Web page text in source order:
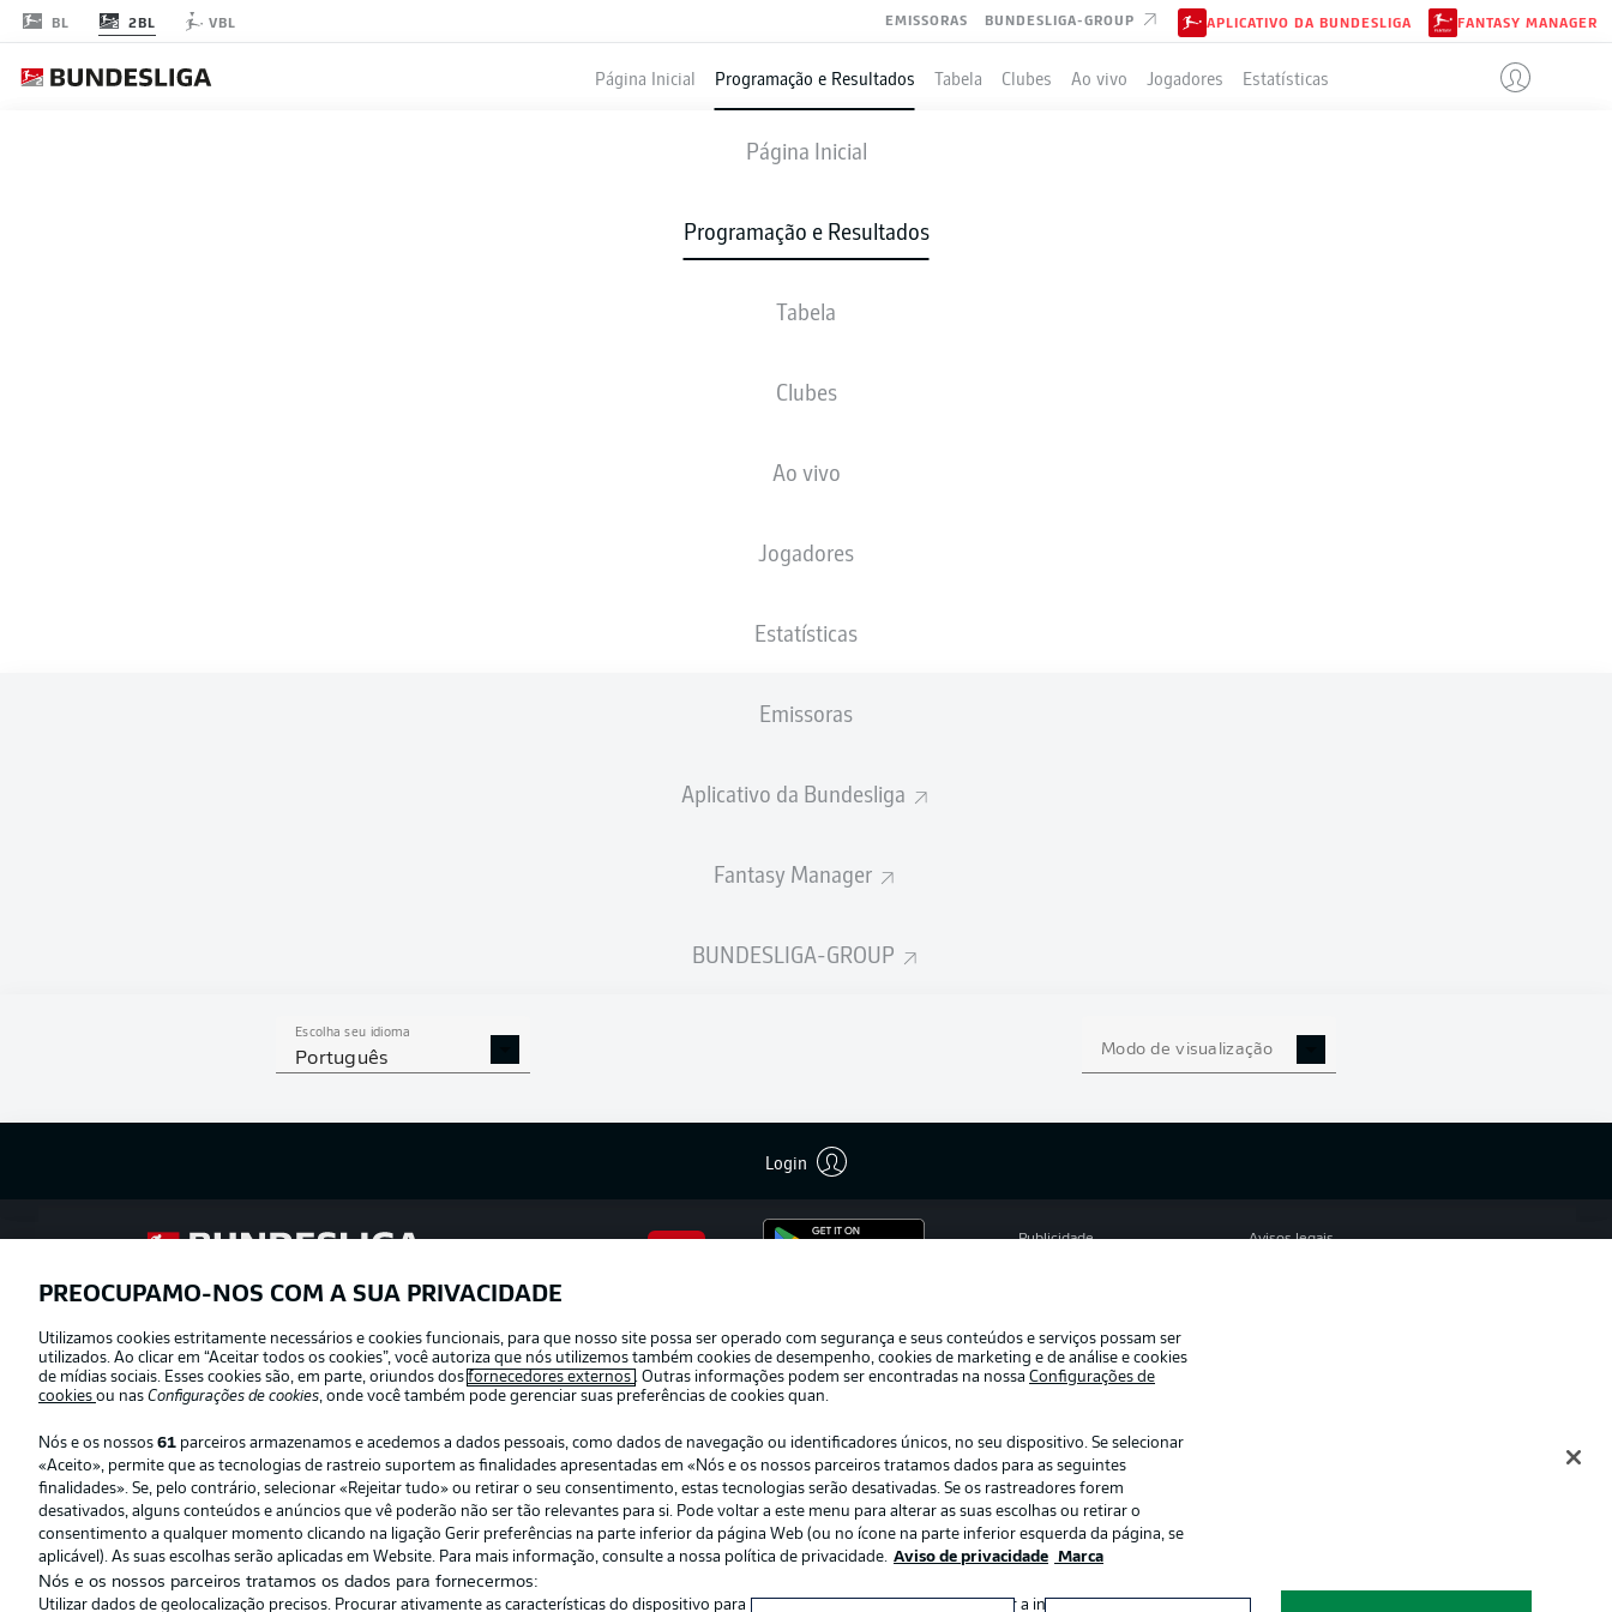
BL 2BL VBL EMISSORAS BUNDESLIGA-GROUP APLICATIVO DA BUNDESLIGA FANTASY MANAGER
Página Inicial Programação e Resultados Tabela Clubes Ao vivo Jogadores Estatísticas
Página Inicial
Programação e Resultados
Tabela
Clubes
Ao vivo
Jogadores
Estatísticas
Emissoras
Aplicativo da Bundesliga
Fantasy Manager
BUNDESLIGA-GROUP
Escolha seu idioma
Português Modo de visualização
Login
HANNOVER ST. PAULI
ESCALAÇÕES
sex., 16.10.2026 - dom., 18.10.2026
Publicidade
Football as it’s meant to be
Oferecido por
Publicidade Avisos legais
Marca
Escolha seu idioma
PREOCUPAMO-NOS COM A SUA PRIVACIDADE
Utilizamos cookies estritamente necessários e cookies funcionais, para que nosso site possa ser operado com segurança e seus conteúdos e serviços possam ser
utilizados. Ao clicar em “Aceitar todos os cookies”, você autoriza que nós utilizemos também cookies de desempenho, cookies de marketing e de análise e cookies
de mídias sociais. Esses cookies são, em parte, oriundos dos fornecedores externos . Outras informações podem ser encontradas na nossa Configurações de
cookies ou nas Configurações de cookies, onde você também pode gerenciar suas preferências de cookies quan.
Nós e os nossos 61 parceiros armazenamos e acedemos a dados pessoais, como dados de navegação ou identificadores únicos, no seu dispositivo. Se selecionar
«Aceito», permite que as tecnologias de rastreio suportem as finalidades apresentadas em «Nós e os nossos parceiros tratamos dados para as seguintes
finalidades». Se, pelo contrário, selecionar «Rejeitar tudo» ou retirar o seu consentimento, estas tecnologias serão desativadas. Se os rastreadores forem
desativados, alguns conteúdos e anúncios que vê poderão não ser tão relevantes para si. Pode voltar a este menu para alterar as suas escolhas ou retirar o
consentimento a qualquer momento clicando na ligação Gerir preferências na parte inferior da página Web (ou no ícone na parte inferior esquerda da página, se
aplicável). As suas escolhas serão aplicadas em Website. Para mais informação, consulte a nossa política de privacidade. Aviso de privacidade Marca
Nós e os nossos parceiros tratamos os dados para fornecermos:
Utilizar dados de geolocalização precisos. Procurar ativamente as características do dispositivo para identificação. Armazenar e/ou aceder a informações num